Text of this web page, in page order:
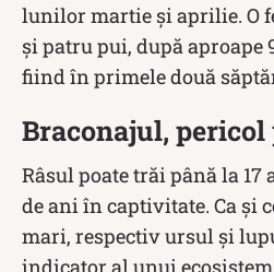
lunilor martie și aprilie. O
și patru pui, după aproape
fiind în primele două
Braconajul,
Râsul poate trăi până la
de ani în captivitate. Ca și
mari, respectiv ursul și
indicator al unui